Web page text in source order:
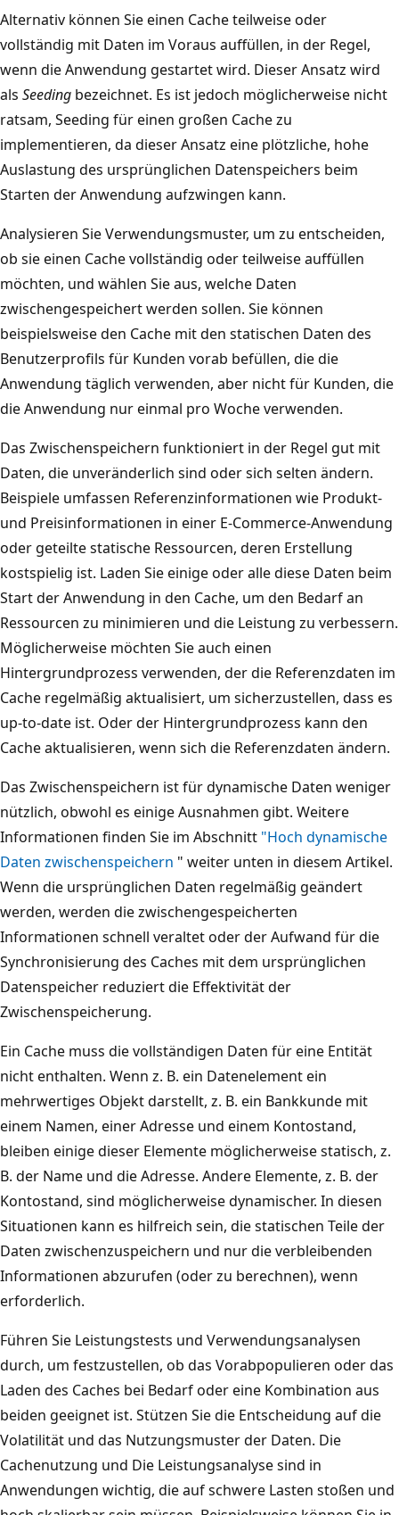
e
b
e
n
e
n
S
Q
n
k
v
e
r
b
u
n
d
e
n
s
i
d
.
R
e
c
h
t
s
b
e
f
i
n
d
e
t
s
i
c
h
e
n
e
S
Q
L
-
D
i
s
t
e
n
z
e
n
e
i
m
e
h
r
e
r
e
n
A
e
n
d
u
n
g
s
t
a
n
z
e
n
a
u
f
ö
s
t
,
d
i
e
m
i
t
e
i
n
e
r
S
Q
L
Alternativ können Sie einen Cache teilweise oder
vollständig mit Daten im Voraus auffüllen, in der Regel,
wenn die Anwendung gestartet wird. Dieser Ansatz wird
als Seeding bezeichnet. Es ist jedoch möglicherweise nicht
ratsam, Seeding für einen großen Cache zu
implementieren, da dieser Ansatz eine plötzliche, hohe
Auslastung des ursprünglichen Datenspeichers beim
Starten der Anwendung aufzwingen kann.
Analysieren Sie Verwendungsmuster, um zu entscheiden,
ob sie einen Cache vollständig oder teilweise auffüllen
möchten, und wählen Sie aus, welche Daten
zwischengespeichert werden sollen. Sie können
beispielsweise den Cache mit den statischen Daten des
Benutzerprofils für Kunden vorab befüllen, die die
Anwendung täglich verwenden, aber nicht für Kunden, die
die Anwendung nur einmal pro Woche verwenden.
Das Zwischenspeichern funktioniert in der Regel gut mit
Daten, die unveränderlich sind oder sich selten ändern.
Beispiele umfassen Referenzinformationen wie Produkt-
und Preisinformationen in einer E-Commerce-Anwendung
oder geteilte statische Ressourcen, deren Erstellung
kostspielig ist. Laden Sie einige oder alle diese Daten beim
Start der Anwendung in den Cache, um den Bedarf an
Ressourcen zu minimieren und die Leistung zu verbessern.
Möglicherweise möchten Sie auch einen
Hintergrundprozess verwenden, der die Referenzdaten im
Cache regelmäßig aktualisiert, um sicherzustellen, dass es
up-to-date ist. Oder der Hintergrundprozess kann den
Cache aktualisieren, wenn sich die Referenzdaten ändern.
Das Zwischenspeichern ist für dynamische Daten weniger
nützlich, obwohl es einige Ausnahmen gibt. Weitere
Informationen finden Sie im Abschnitt "Hoch dynamische
Daten zwischenspeichern " weiter unten in diesem Artikel.
Wenn die ursprünglichen Daten regelmäßig geändert
werden, werden die zwischengespeicherten
Informationen schnell veraltet oder der Aufwand für die
Synchronisierung des Caches mit dem ursprünglichen
Datenspeicher reduziert die Effektivität der
Zwischenspeicherung.
Ein Cache muss die vollständigen Daten für eine Entität
nicht enthalten. Wenn z. B. ein Datenelement ein
mehrwertiges Objekt darstellt, z. B. ein Bankkunde mit
einem Namen, einer Adresse und einem Kontostand,
bleiben einige dieser Elemente möglicherweise statisch, z.
B. der Name und die Adresse. Andere Elemente, z. B. der
Kontostand, sind möglicherweise dynamischer. In diesen
Situationen kann es hilfreich sein, die statischen Teile der
Daten zwischenzuspeichern und nur die verbleibenden
Informationen abzurufen (oder zu berechnen), wenn
erforderlich.
Führen Sie Leistungstests und Verwendungsanalysen
durch, um festzustellen, ob das Vorabpopulieren oder das
Laden des Caches bei Bedarf oder eine Kombination aus
beiden geeignet ist. Stützen Sie die Entscheidung auf die
Volatilität und das Nutzungsmuster der Daten. Die
Cachenutzung und Die Leistungsanalyse sind in
Anwendungen wichtig, die auf schwere Lasten stoßen und